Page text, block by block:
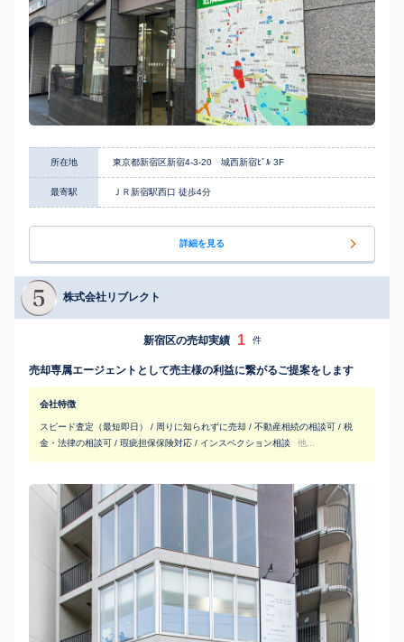
所在地 東京都新宿区新宿4-3-20 城西新宿ﾋﾞﾙ 3F
最寄駅 ＪＲ新宿駅西口 徒歩4分
詳細を見る
株式会社リブレクト
新宿区の売却実績 1 件
売却専属エージェントとして売主様の利益に繋がるご提案をします
会社特徴
スピード査定（最短即日） / 周りに知られずに売却 / 不動産相続の相談可 / 税
金・法律の相談可 / 瑕疵担保保険対応 / インスペクション相談
他...